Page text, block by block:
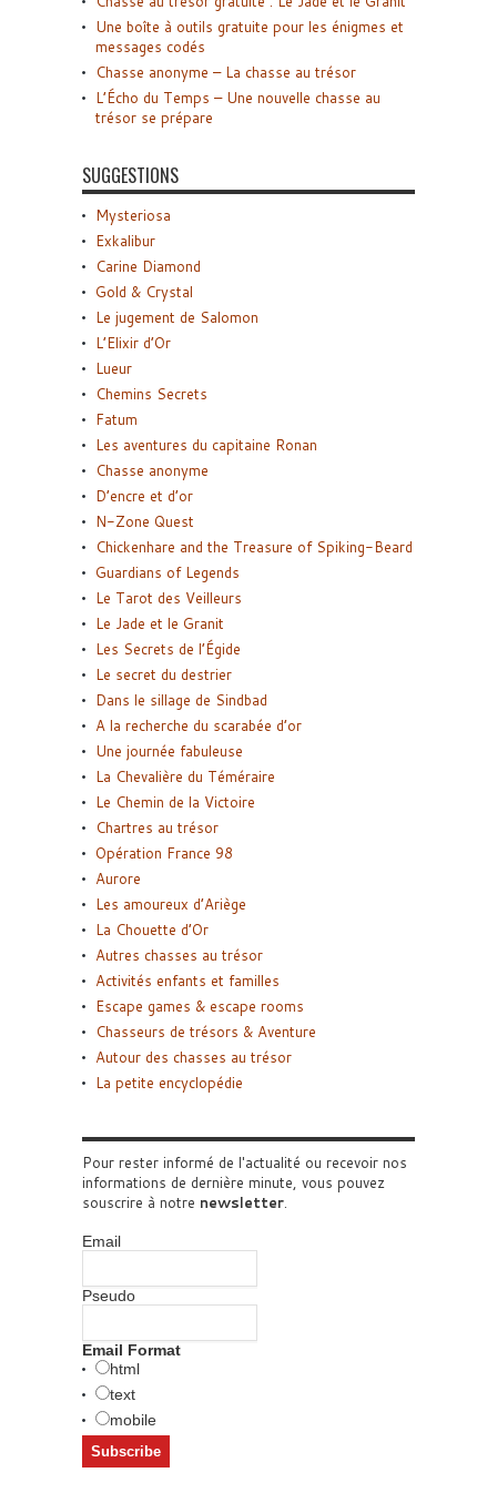
Une boîte à outils gratuite pour les énigmes et
messages codés
Chasse anonyme – La chasse au trésor
L’Écho du Temps – Une nouvelle chasse au
trésor se prépare
SUGGESTIONS
Mysteriosa
Exkalibur
Carine Diamond
Gold & Crystal
Le jugement de Salomon
L’Elixir d’Or
Lueur
Chemins Secrets
Fatum
Les aventures du capitaine Ronan
Chasse anonyme
D’encre et d’or
N-Zone Quest
Chickenhare and the Treasure of Spiking-Beard
Guardians of Legends
Le Tarot des Veilleurs
Le Jade et le Granit
Les Secrets de l’Égide
Le secret du destrier
Dans le sillage de Sindbad
A la recherche du scarabée d’or
Une journée fabuleuse
La Chevalière du Téméraire
Le Chemin de la Victoire
Chartres au trésor
Opération France 98
Aurore
Les amoureux d’Ariège
La Chouette d’Or
Autres chasses au trésor
Activités enfants et familles
Escape games & escape rooms
Chasseurs de trésors & Aventure
Autour des chasses au trésor
La petite encyclopédie
Pour rester informé de l'actualité ou recevoir nos
informations de dernière minute, vous pouvez
souscrire à notre newsletter.
Email
Pseudo
Email Format
html
text
mobile